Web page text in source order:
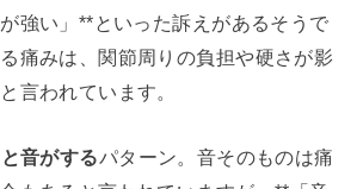
強い」**といった訴えがあるそうで
痛みは、関節周りの負担や硬さが影
言われています。
音がするパターン。音そのものは痛